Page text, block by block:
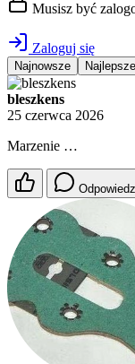
Musisz być
Zaloguj się
Najnowsze Najlepsze
bleszkens
25 czerwca 2026
Marzenie …
Odpowiedz